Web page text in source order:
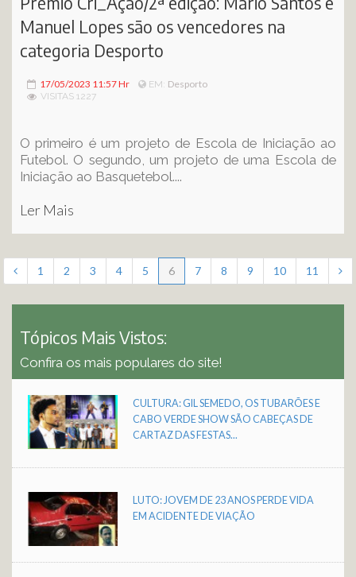
Manuel Lopes são os vencedores na
categoria Desporto
17/05/2023 11:57 Hr EM: Desporto
VISITAS 1227
O primeiro é um projeto de Escola de Iniciação ao
Futebol. O segundo, um projeto de uma Escola de
Iniciação ao Basquetebol....
Ler Mais
1 2 3 4 5 6 7 8 9 10 11
Tópicos Mais Vistos:
Confira os mais populares do site!
CULTURA: GIL SEMEDO, OS TUBARÕES E
CABO VERDE SHOW SÃO CABEÇAS DE
CARTAZ DAS FESTAS...
LUTO: JOVEM DE 23 ANOS PERDE VIDA
EM ACIDENTE DE VIAÇÃO